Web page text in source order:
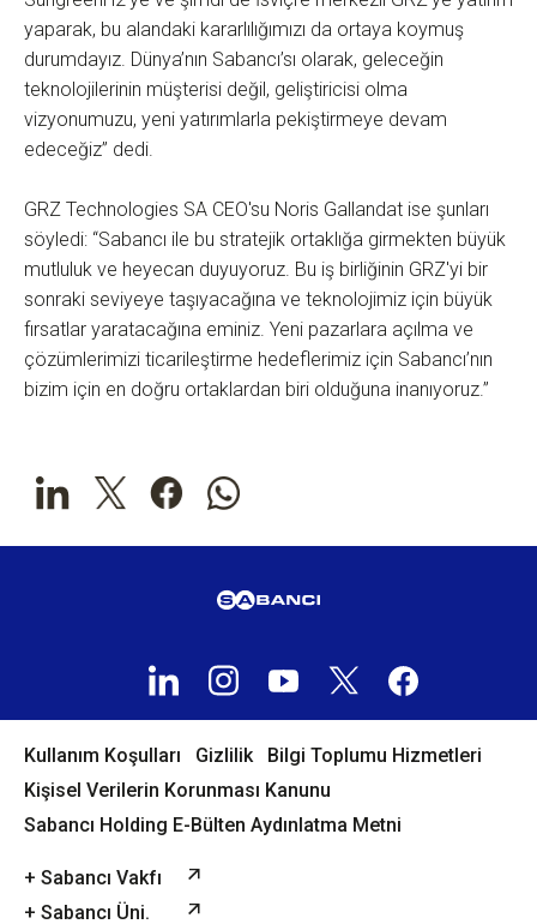
yaparak, bu alandaki kararlılığımızı da ortaya koymuş
durumdayız. Dünya’nın Sabancı’sı olarak, geleceğin
teknolojilerinin müşterisi değil, geliştiricisi olma
vizyonumuzu, yeni yatırımlarla pekiştirmeye devam
edeceğiz” dedi.
GRZ Technologies SA CEO'su Noris Gallandat ise şunları
söyledi: “Sabancı ile bu stratejik ortaklığa girmekten büyük
mutluluk ve heyecan duyuyoruz. Bu iş birliğinin GRZ'yi bir
sonraki seviyeye taşıyacağına ve teknolojimiz için büyük
fırsatlar yaratacağına eminiz. Yeni pazarlara açılma ve
çözümlerimizi ticarileştirme hedeflerimiz için Sabancı’nın
bizim için en doğru ortaklardan biri olduğuna inanıyoruz.”
Kullanım Koşulları Gizlilik
Bilgi Toplumu Hizmetleri
Kişisel Verilerin Korunması Kanunu
Sabancı Holding E-Bülten Aydınlatma Metni
+ Sabancı Vakfı
+ Sabancı Üni.